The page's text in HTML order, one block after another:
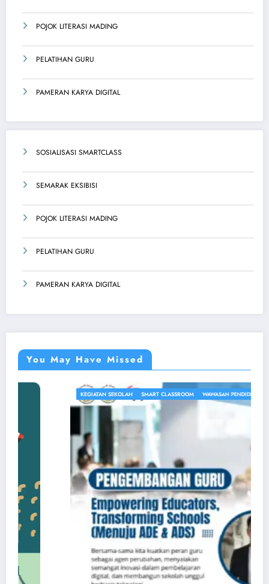
POJOK LITERASI MADING
PELATIHAN GURU
PAMERAN KARYA DIGITAL
SOSIALISASI SMARTCLASS
SEMARAK EKSIBISI
POJOK LITERASI MADING
PELATIHAN GURU
PAMERAN KARYA DIGITAL
You May Have Missed
KEGIATAN SEKOLAH SMART CLASSROOM WAWASAN PENDIDIKAN